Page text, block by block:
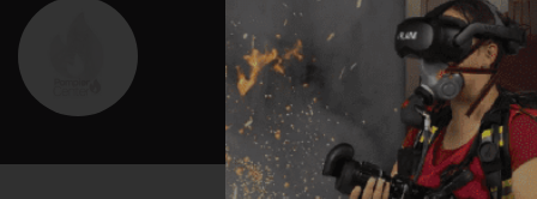
< Retour à la liste des pompiers
Grade : Lieutenant Hors Classe